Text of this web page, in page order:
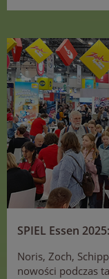
SPIEL Essen
Noris, Zoch,
nowości podczas